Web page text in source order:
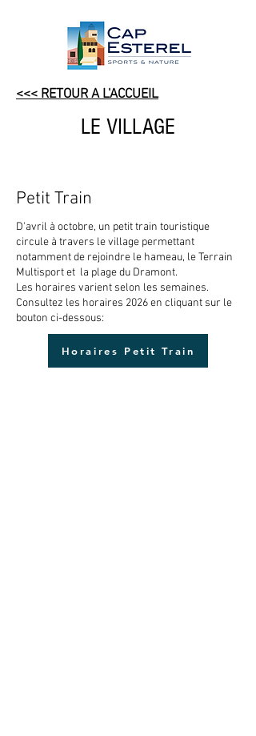
<<< RETOUR A L'ACCUEIL
LE VILLAGE
Petit Train
D'avril à octobre, un petit train touristique
circule à travers le village permettant
notamment de rejoindre le hameau, le Terrain
Multisport et la plage du Dramont.
Les horaires varient selon les semaines.
Consultez les horaires 2026 en cliquant sur le
bouton ci-dessous:
Horaires Petit Train